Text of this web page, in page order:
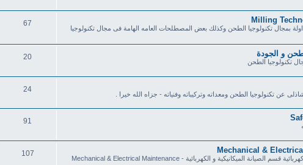
بمجال تكنولوجيا الطحن وكذلك بعض المصطلحات العامه الهامة فى مجال تكنولوجيا
67
و الجودة
تكنولوجيا الطحن
20
تكنولوجيا الطحن ومعداته وتركيباته وفنياته - جزاه الله خيرا .
24
91
يضم كل ما يخص عمليات الصيانة سواء صيانة ميكانيكية او كهربائية قسم الصيانة الميكانيكية و الكهربائية - Mechanical & Electrical Maintenance
107